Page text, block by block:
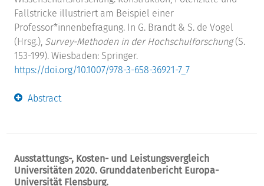
Fallstricke illustriert am Beispiel einer
Professor*innenbefragung. In G. Brandt & S. de Vogel
(Hrsg.), Survey-Methoden in der Hochschulforschung(S.
153-199). Wiesbaden: Springer.
https://doi.org/10.1007/978-3-658-36921-7_7
Abstract
Ausstattungs-, Kosten- und Leistungsvergleich
Universitäten 2020. Grunddatenbericht Europa-
Universität Flensburg.